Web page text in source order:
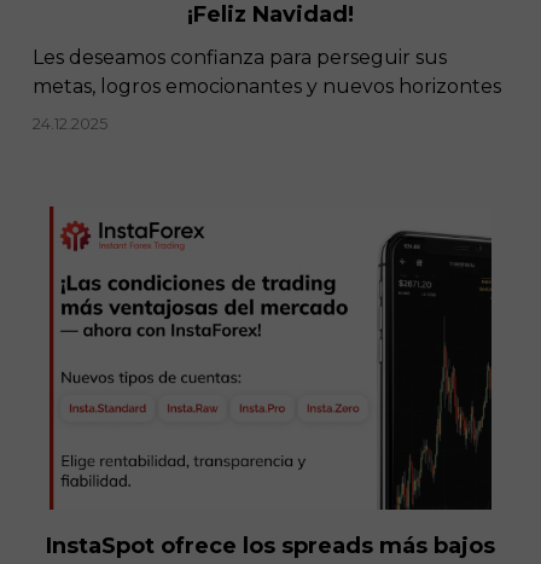
¡Feliz Navidad!
Les deseamos confianza para perseguir sus
metas, logros emocionantes y nuevos horizontes
24.12.2025
InstaSpot ofrece los spreads más bajos